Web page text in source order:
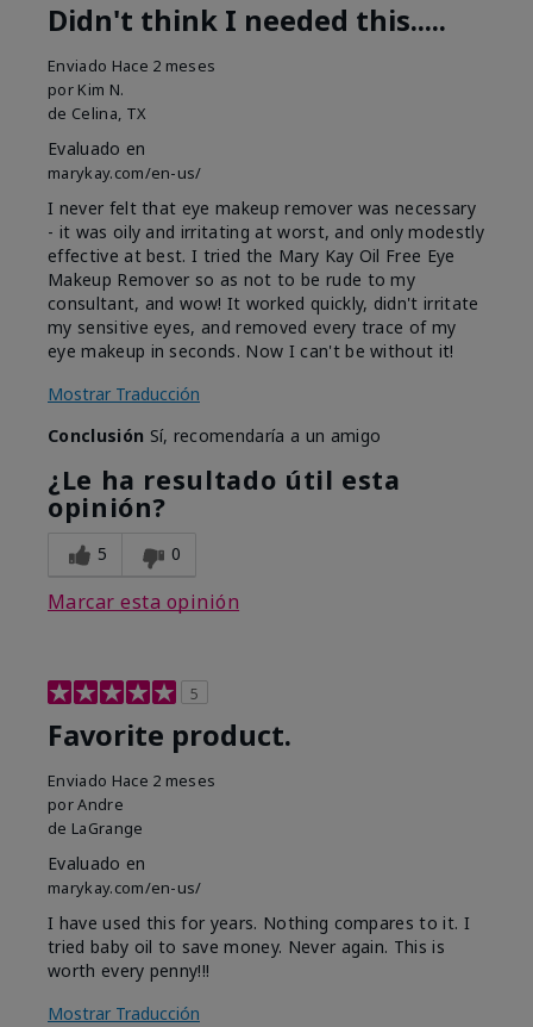
Didn't think I needed this.....
Enviado Hace 2 meses
por Kim N.
de Celina, TX
Evaluado en
marykay.com/en-us/
I never felt that eye makeup remover was necessary
- it was oily and irritating at worst, and only modestly
effective at best. I tried the Mary Kay Oil Free Eye
Makeup Remover so as not to be rude to my
consultant, and wow! It worked quickly, didn't irritate
my sensitive eyes, and removed every trace of my
eye makeup in seconds. Now I can't be without it!
Mostrar Traducción
Conclusión Sí, recomendaría a un amigo
¿Le ha resultado útil esta
opinión?
5 0
Marcar esta opinión
5
Favorite product.
Enviado Hace 2 meses
porAndre
de LaGrange
Evaluado en
marykay.com/en-us/
I have used this for years. Nothing compares to it. I
tried baby oil to save money. Never again. This is
worth every penny!!!
Mostrar Traducción